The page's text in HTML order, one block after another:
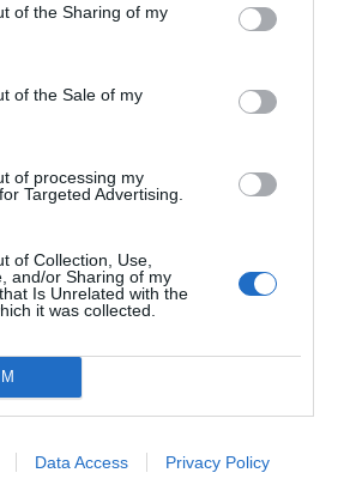
of the Sharing of my
of the Sale of my
of processing my
Targeted Advertising.
of Collection, Use,
and/or Sharing of my
Is Unrelated with the
it was collected.
Data Access Privacy Policy